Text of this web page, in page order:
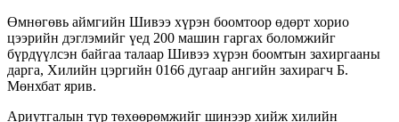
Өмнөгөвь аймгийн Шивээ хүрэн боомтоор өдөрт хорио
цээрийн дэглэмийг үед 200 машин гаргах боломжийг
бүрдүүлсэн байгаа талаар Шивээ хүрэн боомтын захиргааны
дарга, Хилийн цэргийн 0166 дугаар ангийн захирагч Б.
Мөнхбат ярив.
Ариутгалын түр төхөөрөмжийг шинээр хийж хилийн